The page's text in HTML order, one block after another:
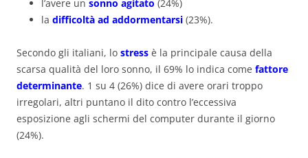
l’avere un sonno agitato (24%)
la difficoltà ad addormentarsi (23%).
Secondo gli italiani, lo stress è la principale causa della
scarsa qualità del loro sonno, il 69% lo indica come fattore
determinante. 1 su 4 (26%) dice di avere orari troppo
irregolari, altri puntano il dito contro l’eccessiva
esposizione agli schermi del computer durante il giorno
(24%).